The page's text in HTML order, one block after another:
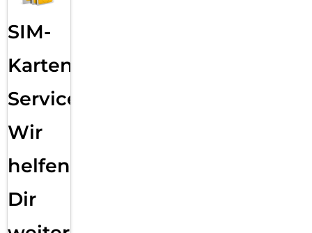
SIM-
Karten
Service:
Wir
helfen
Dir